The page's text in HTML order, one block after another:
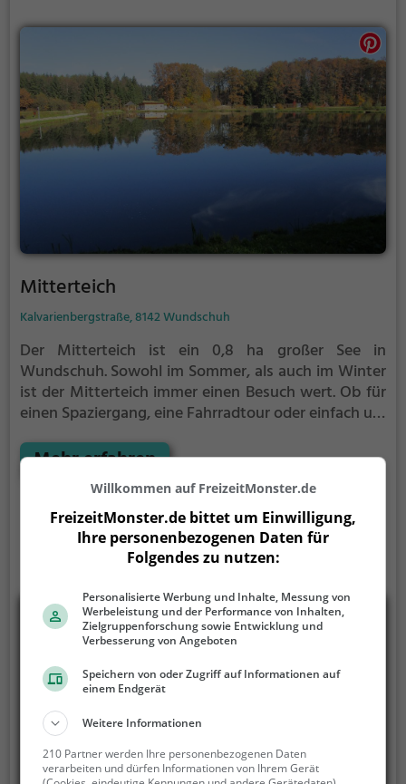
Mitterteich
Kalvarienbergstraße, 8142 Wundschuh
Der Mitterteich ist ein 0,8 ha großer See in
Wundschuh.Sowohl im Sommer, als auch im Winter
ist der Mitterteich immer einen Besuch wert. Ob für
einen Spaziergang, eine Fahrradtour oder einfach um
zahlreiche Möglichkeiten für Freizeitaktivitäten.
Mehr erfahren
Willkommen auf FreizeitMonster.de
FreizeitMonster.de bittet um Einwilligung,
Ihre personenbezogenen Daten für
Folgendes zu nutzen:
Personalisierte Werbung und Inhalte, Messung von
Werbeleistung und der Performance von Inhalten,
Zielgruppenforschung sowie Entwicklung und
Verbesserung von Angeboten
Speichern von oder Zugriff auf Informationen auf
einem Endgerät
Weitere Informationen
210 Partner werden Ihre personenbezogenen Daten
verarbeiten und dürfen Informationen von Ihrem Gerät